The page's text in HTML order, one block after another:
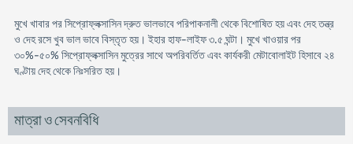
মুখে খাবার পর সিপ্রোফ্লক্সাসিন দ্রুত ভালভাবে পরিপাকনালী থেকে বিশোষিত হয় এবং দেহ তন্ত্র
ও দেহ রসে খুব ভাল ভাবে বিস্তৃত হয়। ইহার হাফ-লাইফ ৩.৫ ঘন্টা। মুখে খাওয়ার পর
৩০%-৫০% সিপ্রোফ্লক্সাসিন মুত্রের সাথে অপরিবর্তিত এবং কার্যকরী মেটাবোলাইট হিসাবে ২৪
ঘণ্টায় দেহ থেকে নিঃসরিত হয়।
মাত্রা ও সেবনবিধি